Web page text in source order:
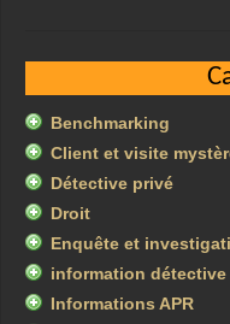
Benchmarking
Client et visite
Détective privé
Droit
Enquête et
information détective
Informations APR